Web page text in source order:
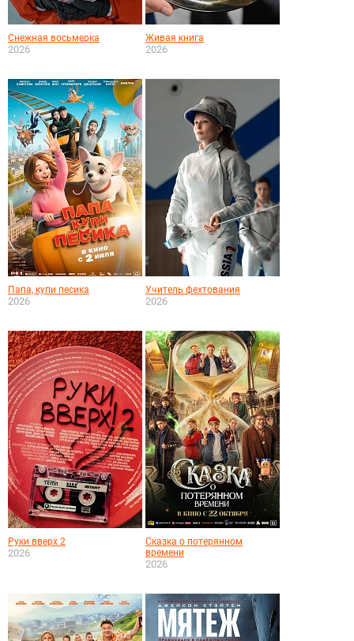
Снежная восьмерка
2026
Живая книга
2026
Папа, купи песика
2026
Учитель фехтования
2026
Руки вверх 2
2026
Сказка о потерянном
времени
2026